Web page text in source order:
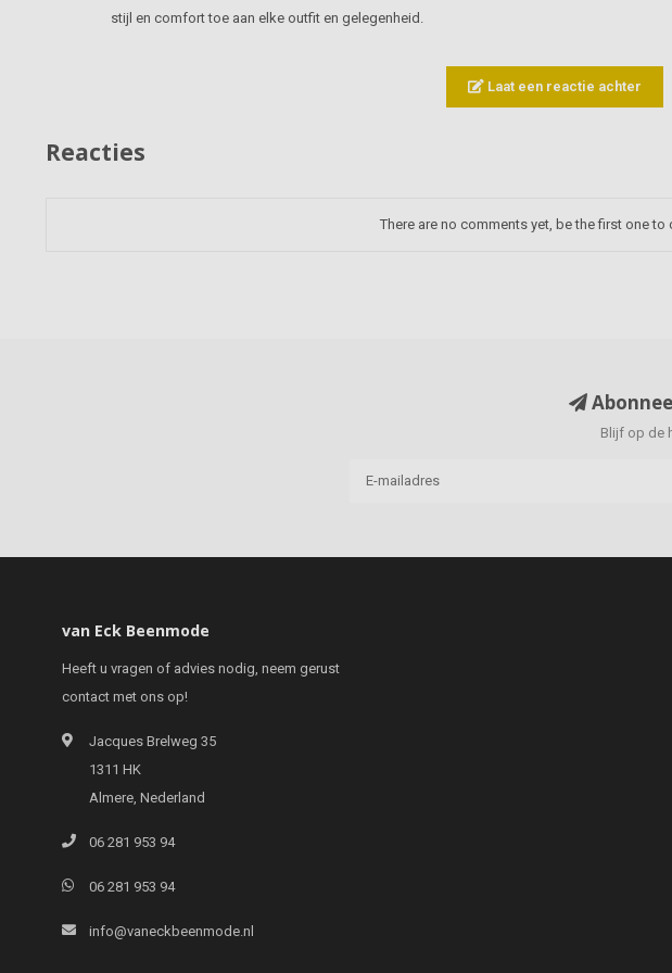
stijl en comfort toe aan elke outfit en gelegenheid.
Laat een reactie achter
Reacties
There are no comments yet, be the first one to
Blijf op de
van Eck Beenmode
Heeft u vragen of advies nodig, neem gerust
contact met ons op!
Jacques Brelweg 35
1311 HK
Almere, Nederland
06 281 953 94
06 281 953 94
info@vaneckbeenmode.nl